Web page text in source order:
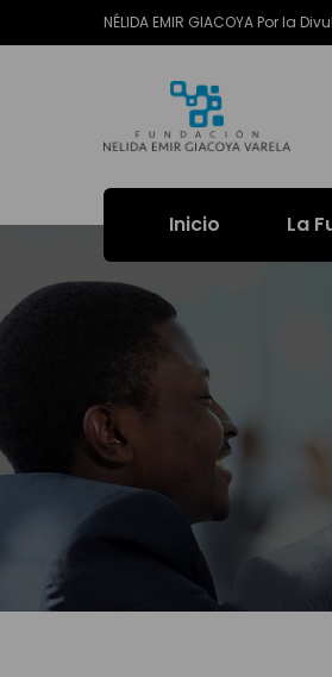
NÉLIDA EMIR GIACOYA Por la
Inicio La